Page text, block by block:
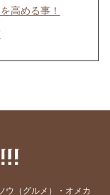
高める事！
か？】ショップ
ご紹介
ンジ その1
ウ（グルメ）・オメカ